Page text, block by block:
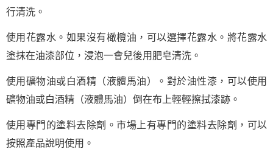
行清洗。
使用花露水。如果沒有橄欖油，可以選擇花露水。將花露水
塗抹在油漆部位，浸泡一會兒後用肥皂清洗。
使用礦物油或白酒精（液體馬油）。對於油性漆，可以使用
礦物油或白酒精（液體馬油）倒在布上輕輕擦拭漆跡。
使用專門的塗料去除劑。市場上有專門的塗料去除劑，可以
按照產品說明使用。